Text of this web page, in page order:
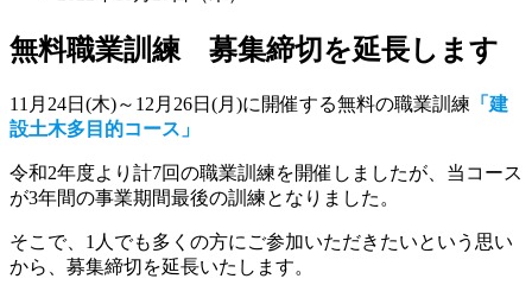
無料職業訓練 募集締切を延長します
11月24日(木)～12月26日(月)に開催する無料の職業訓練 「建
設土木多目的コース」
令和2年度より計7回の職業訓練を開催しましたが、当コース
が3年間の事業期間最後の訓練となりました。
そこで、1人でも多くの方にご参加いただきたいという思い
から、募集締切を延長いたします。